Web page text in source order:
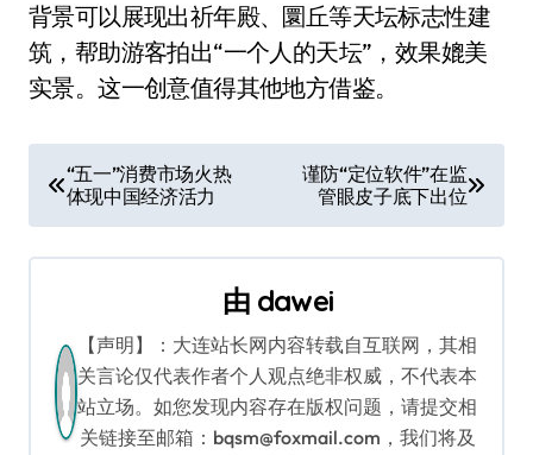
背景可以展现出祈年殿、圜丘等天坛标志性建
筑，帮助游客拍出“一个人的天坛”，效果媲美
实景。这一创意值得其他地方借鉴。
文
章
导
“五一”消费市场火热
体现中国经济活力
谨防“定位软件”在监
管眼皮子底下出位
由 dawei
【声明】：大连站长网内容转载自互联网，其相
关言论仅代表作者个人观点绝非权威，不代表本
站立场。如您发现内容存在版权问题，请提交相
关链接至邮箱：bqsm@foxmail.com，我们将及